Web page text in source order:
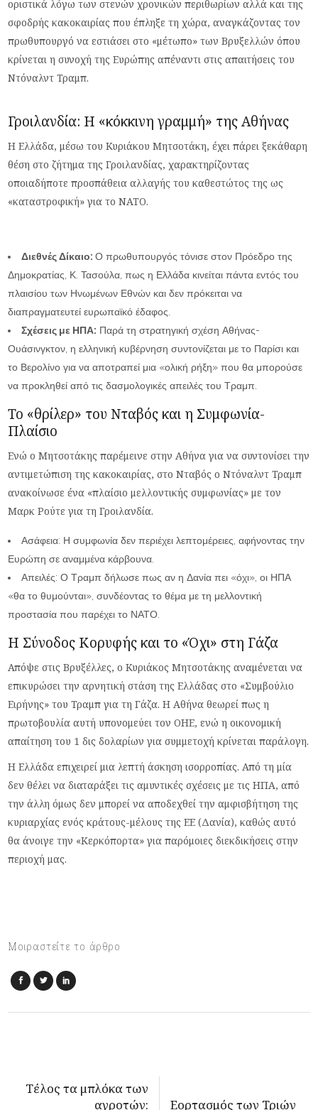
οριστικά λόγω των στενών χρονικών περιθωρίων αλλά και της
σφοδρής κακοκαιρίας που έπληξε τη χώρα, αναγκάζοντας τον
πρωθυπουργό να εστιάσει στο «μέτωπο» των Βρυξελλών όπου
κρίνεται η συνοχή της Ευρώπης απέναντι στις απαιτήσεις του
Ντόναλντ Τραμπ.
Γροιλανδία: Η «κόκκινη γραμμή» της Αθήνας
Η Ελλάδα, μέσω του Κυριάκου Μητσοτάκη, έχει πάρει ξεκάθαρη
θέση στο ζήτημα της Γροιλανδίας, χαρακτηρίζοντας
οποιαδήποτε προσπάθεια αλλαγής του καθεστώτος της ως
«καταστροφική» για το ΝΑΤΟ.
Διεθνές Δίκαιο:Ο πρωθυπουργός τόνισε στον Πρόεδρο της
Δημοκρατίας, Κ. Τασούλα, πως η Ελλάδα κινείται πάντα εντός του
πλαισίου των Ηνωμένων Εθνών και δεν πρόκειται να
διαπραγματευτεί ευρωπαϊκό έδαφος.
Σχέσεις με ΗΠΑ: Παρά τη στρατηγική σχέση Αθήνας-
Ουάσινγκτον, η ελληνική κυβέρνηση συντονίζεται με το Παρίσι και
το Βερολίνο για να αποτραπεί μια «ολική ρήξη» που θα μπορούσε
να προκληθεί από τις δασμολογικές απειλές του Τραμπ.
Το «θρίλερ» του Νταβός και η Συμφωνία-
Πλαίσιο
Ενώ ο Μητσοτάκης παρέμεινε στην Αθήνα για να συντονίσει την
αντιμετώπιση της κακοκαιρίας, στο Νταβός ο Ντόναλντ Τραμπ
ανακοίνωσε ένα «πλαίσιο μελλοντικής συμφωνίας» με τον
Μαρκ Ρούτε για τη Γροιλανδία.
Ασάφεια: Η συμφωνία δεν περιέχει λεπτομέρειες, αφήνοντας την
Ευρώπη σε αναμμένα κάρβουνα.
Απειλές: Ο Τραμπ δήλωσε πως αν η Δανία πει «όχι», οι ΗΠΑ
«θα το θυμούνται», συνδέοντας το θέμα με τη μελλοντική
προστασία που παρέχει το ΝΑΤΟ.
Η Σύνοδος Κορυφής και το «Όχι» στη Γάζα
Απόψε στις Βρυξέλλες, ο Κυριάκος Μητσοτάκης αναμένεται να
επικυρώσει την αρνητική στάση της Ελλάδας στο «Συμβούλιο
Ειρήνης» του Τραμπ για τη Γάζα. Η Αθήνα θεωρεί πως η
πρωτοβουλία αυτή υπονομεύει τον ΟΗΕ, ενώ η οικονομική
απαίτηση του 1 δις δολαρίων για συμμετοχή κρίνεται παράλογη.
Η Ελλάδα επιχειρεί μια λεπτή άσκηση ισορροπίας. Από τη μία
δεν θέλει να διαταράξει τις αμυντικές σχέσεις με τις ΗΠΑ, από
την άλλη όμως δεν μπορεί να αποδεχθεί την αμφισβήτηση της
κυριαρχίας ενός κράτους-μέλους της ΕΕ (Δανία), καθώς αυτό
θα άνοιγε την «Κερκόπορτα» για παρόμοιες διεκδικήσεις στην
περιοχή μας.
Μοιραστείτε το άρθρο
Τέλος τα μπλόκα των
αγροτών:
Εορτασμός των Τριών